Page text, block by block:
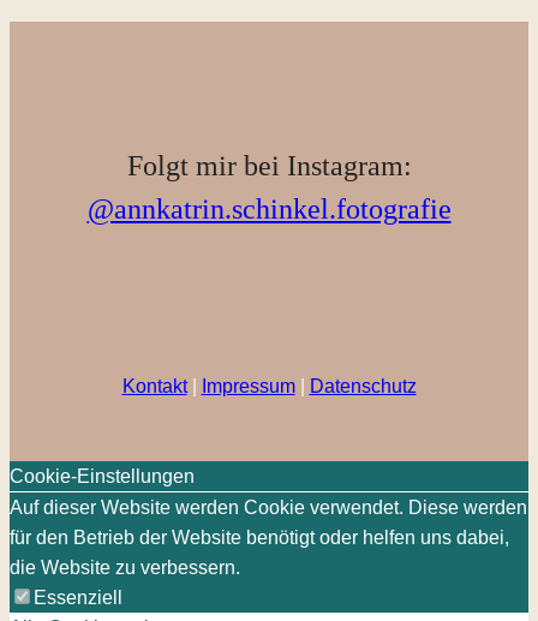
Folgt mir bei Instagram:
@annkatrin.schinkel.fotografie
Kontakt| Impressum| Datenschutz
Cookie-Einstellungen
Auf dieser Website werden Cookie verwendet. Diese werden
für den Betrieb der Website benötigt oder helfen uns dabei,
die Website zu verbessern.
Essenziell